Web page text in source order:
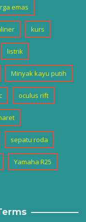
emas
kurs
listrik
Minyak kayu putih
oculus rift
sepatu roda
Yamaha R25